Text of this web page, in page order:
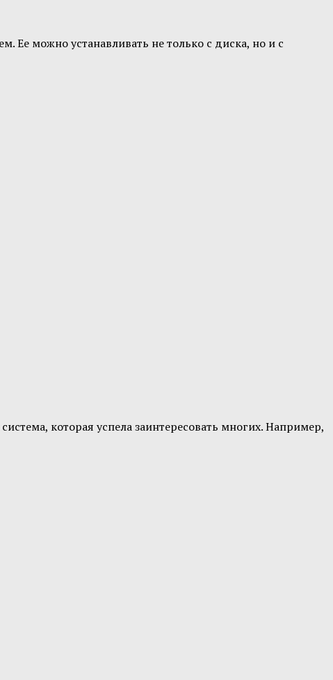
Ее можно устанавливать не только с диска, но и с
которая успела заинтересовать многих. Например,